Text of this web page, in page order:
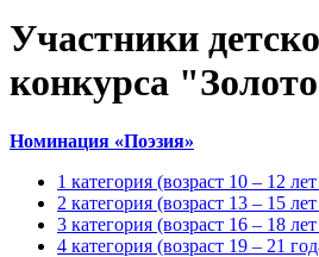
Участники
конкурса
Номинация «Поэзия»
1 категория (возраст 10 – 12
2 категория (возраст 13 – 15
3 категория (возраст 16 – 18
4 категория (возраст 19 – 21